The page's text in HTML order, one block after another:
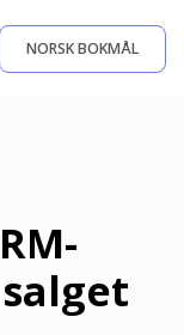
NORSK BOKMÅL